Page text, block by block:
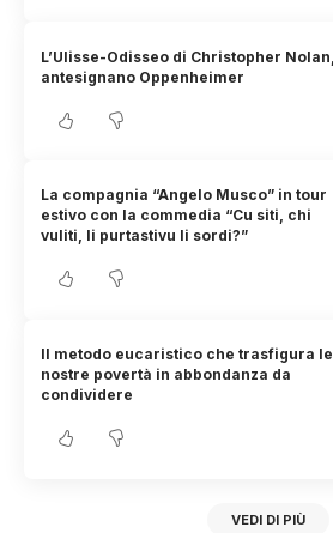
L’Ulisse-Odisseo di Christopher Nolan,
antesignano Oppenheimer
La compagnia “Angelo Musco” in tour
estivo con la commedia “Cu siti, chi
vuliti, li purtastivu li sordi?”
Il metodo eucaristico che trasfigura le
nostre povertà in abbondanza da
condividere
VEDI DI PIÙ